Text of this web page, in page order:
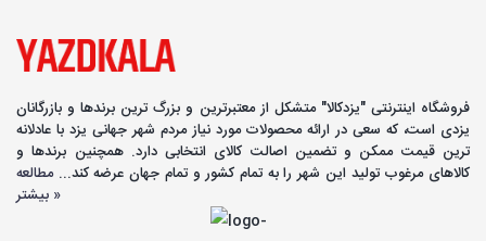
فروشگاه اینترنتی "یزدکالا" متشکل از معتبرترین و بزرگ ترین برندها و بازرگانان
یزدی است، که سعی در ارائه محصولات مورد نیاز مردم شهر جهانی یزد با عادلانه
ترین قیمت ممکن و تضمین اصالت کالای انتخابی دارد. همچنین برندها و
کالاهای مرغوب تولید این شهر را به تمام کشور و تمام جهان عرضه کند...مطالعه
بیشتر »